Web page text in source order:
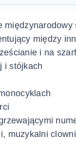
między
i na
i stójkach
muzykalni